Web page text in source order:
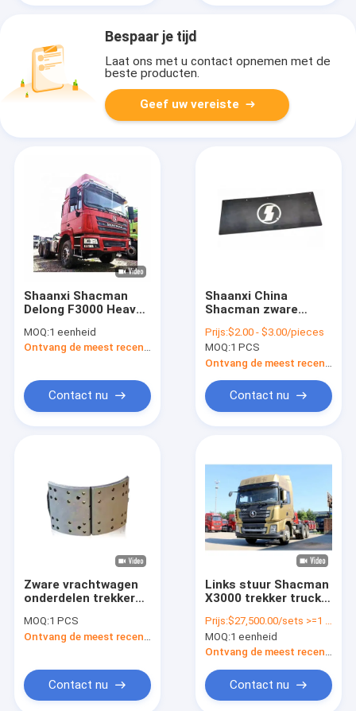
Bespaar je tijd
Laat ons met u contact opnemen met de
beste producten.
Geef uw vereiste
Shaanxi Shacman
Delong F3000 Heav
Met Weichai Motor
MOQ:1 eenheid
Ontvang de meest recente Prijs
Contact nu
Shaanxi China
Shacman zware
reserveonderdelen
wiel Mudguard Mud
Flap Guard met de
beste prijs
Prijs:$2.00 - $3.00/pieces
MOQ:1 PCS
Contact nu
Zware vrachtwagen
onderdelen trekker
remvoeringen
originele fabriek voor
MOQ:1 PCS
Contact nu
Links stuur Shacman
X3000 trekker truck,
zware truck hoofd
Prijs:$27,500.00/sets >=1 sets
MOQ:1 eenheid
Ontvang de meest recente Prijs
Contact nu